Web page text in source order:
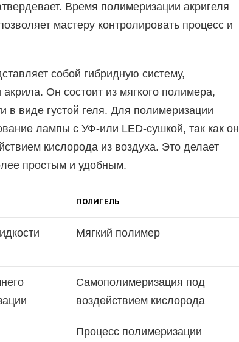
Время полимеризации акригеля
мастеру контролировать процесс и
собой гибридную систему,
Он состоит из мягкого полимера,
в виде густой геля. Для полимеризации
лампы с УФ-или LED-сушкой, так как он
кислорода из воздуха. Это делает
простым и удобным.
ПОЛИГЕЛЬ
Мягкий полимер
Самополимеризация под
воздействием кислорода
Процесс полимеризации